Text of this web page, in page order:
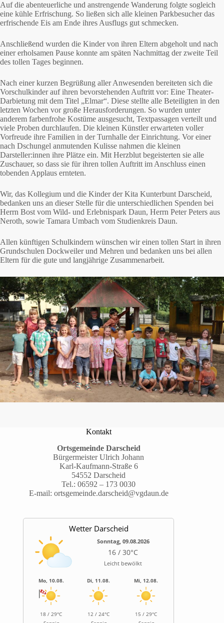
Auf die abenteuerliche und anstrengende Wanderung folgte sogleich
eine kühle Erfrischung. So ließen sich alle kleinen Parkbesucher das
erfrischende Eis am Ende ihres Ausflugs gut schmecken.
Anschließend wurden die Kinder von ihren Eltern abgeholt und nach
einer erholsamen Pause konnte am späten Nachmittag der zweite Teil
des tollen Tages beginnen.
Nach einer kurzen Begrüßung aller Anwesenden bereiteten sich die
Vorschulkinder auf ihren bevorstehenden Auftritt vor: Eine Theater-
Darbietung mit dem Titel „Elmar“. Diese stellte alle Beteiligten in den
letzten Wochen vor große Herausforderungen. So wurden unter
anderem farbenfrohe Kostüme ausgesucht, Textpassagen verteilt und
viele Proben durchlaufen. Die kleinen Künstler erwarteten voller
Vorfreude ihre Familien in der Turnhalle der Einrichtung. Vor einer
nach Dschungel anmutenden Kulisse nahmen die kleinen
Darsteller:innen ihre Plätze ein. Mit Herzblut begeisterten sie alle
Zuschauer, so dass sie für ihren tollen Auftritt im Anschluss einen
tobenden Applaus ernteten.
Wir, das Kollegium und die Kinder der Kita Kunterbunt Darscheid,
bedanken uns an dieser Stelle für die unterschiedlichen Spenden bei
Herrn Bost vom Wild- und Erlebnispark Daun, Herrn Peter Peters aus
Neroth, sowie Tamara Umbach vom Studienkreis Daun.
Allen künftigen Schulkindern wünschen wir einen tollen Start in ihren
Grundschulen Dockweiler und Mehren und bedanken uns bei allen
Eltern für die gute und langjährige Zusammenarbeit.
Kontakt
Ortsgemeinde Darscheid
Bürgermeister Ulrich Johann
Karl-Kaufmann-Straße 6
54552 Darscheid
Tel.:06592 – 173 0030
E-mail: ortsgemeinde.darscheid@vgdaun.de
Wetter Darscheid
Sonntag, 09.08.2026
16 / 30°C
Leicht bewölkt
Mo, 10.08.
18 / 29°C
Di, 11.08.
12 / 24°C
Mi, 12.08.
15 / 29°C